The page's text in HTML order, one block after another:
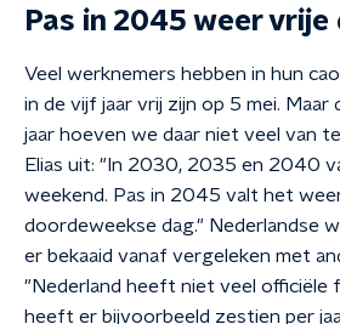
Pas in 2045 weer vrije
Veel werknemers hebben in hun
in de vijf jaar vrij zijn op 5 mei.
jaar hoeven we daar niet veel van
Elias uit: "In 2030, 2035 en 2040
weekend. Pas in 2045 valt het
doordeweekse dag." Nederlandse
er bekaaid vanaf vergeleken met
"Nederland heeft niet veel officiële
heeft er bijvoorbeeld zestien per